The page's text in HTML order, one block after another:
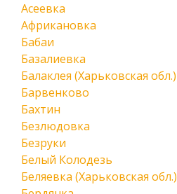
Асеевка
Африкановка
Бабаи
Базалиевка
Балаклея (Харьковская обл.)
Барвенково
Бахтин
Безлюдовка
Безруки
Белый Колодезь
Беляевка (Харьковская обл.)